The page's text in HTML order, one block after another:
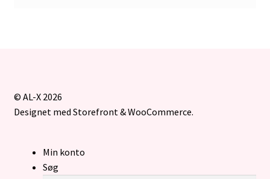
© AL-X 2026
Designet med Storefront & WooCommerce.
Min konto
Søg